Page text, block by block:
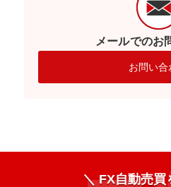
メールでのお
お問い合
＼ FX自動売買